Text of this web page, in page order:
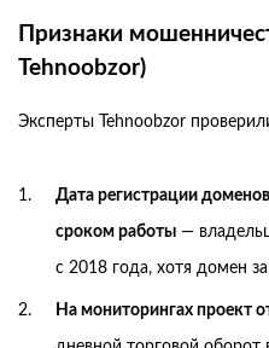
Признаки
Tehnoobzor)
Эксперты Tehnoobzor
Дата регистрации
сроком работы —
с 2018 года, хотя домен
На мониторингах проект